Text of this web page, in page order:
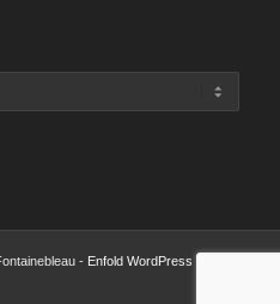
- Enfold WordPress Theme